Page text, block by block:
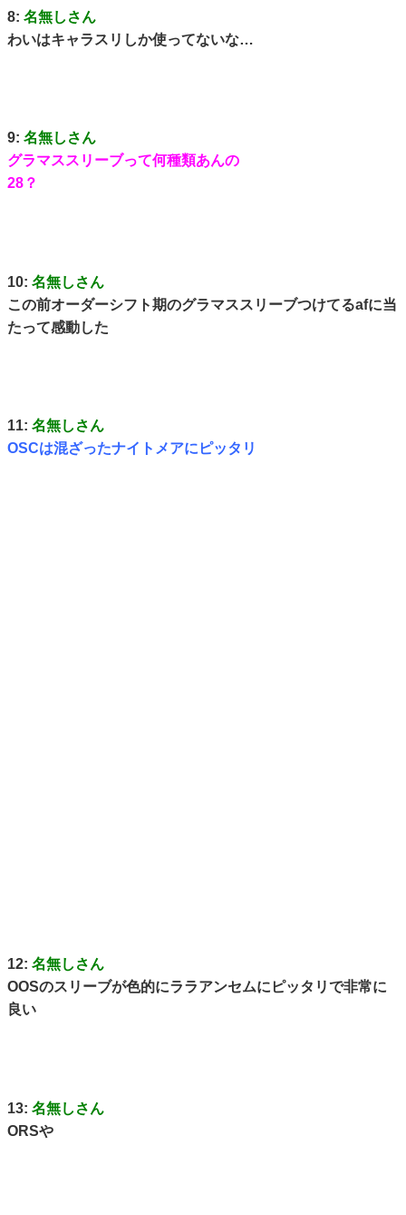
8: 名無しさん
わいはキャラスリしか使ってないな…
9: 名無しさん
グラマススリーブって何種類あんの
28？
10: 名無しさん
この前オーダーシフト期のグラマススリーブつけてるafに当
たって感動した
11: 名無しさん
OSCは混ざったナイトメアにピッタリ
12: 名無しさん
OOSのスリーブが色的にララアンセムにピッタリで非常に
良い
13: 名無しさん
ORSや